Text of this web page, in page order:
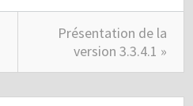
Présentation de la
version 3.3.4.1 »